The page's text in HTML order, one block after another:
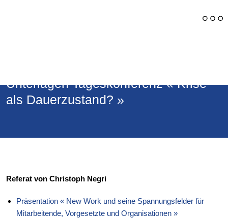
Unterlagen Tageskonferenz « Krise
als Dauerzustand? »
Referat von Christoph Negri
Präsentation « New Work und seine Spannungsfelder für
Mitarbeitende, Vorgesetzte und Organisationen »